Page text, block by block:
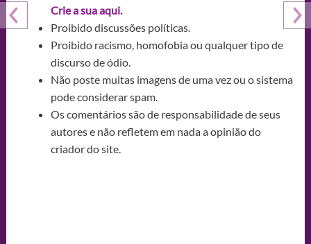
Crie a sua aqui.
Proibido discussões políticas.
Proibido racismo, homofobia ou qualquer tipo de
discurso de ódio.
Não poste muitas imagens de uma vez ou o sistema
pode considerar spam.
Os comentários são de responsabilidade de seus
autores e não refletem em nada a opinião do
criador do site.